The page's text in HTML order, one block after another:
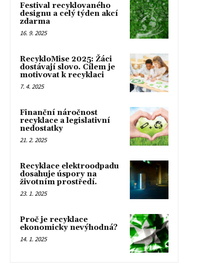
Festival recyklovaného
designu a celý týden akcí
zdarma
16. 9. 2025
RecykloMise 2025: Žáci
dostávají slovo. Cílem je
motivovat k recyklaci
7. 4. 2025
Finanční náročnost
recyklace a legislativní
nedostatky
21. 2. 2025
Recyklace elektroodpadu
dosahuje úspory na
životním prostředí.
23. 1. 2025
Proč je recyklace
ekonomicky nevýhodná?
14. 1. 2025